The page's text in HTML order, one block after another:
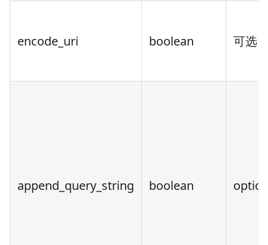
encode_uri boolean 可选
append_query_string boolean